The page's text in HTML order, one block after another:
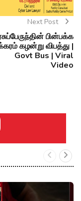
Next Post
பின்பக்க
கழன்று விபத்து |
Govt Bus | Viral
Video